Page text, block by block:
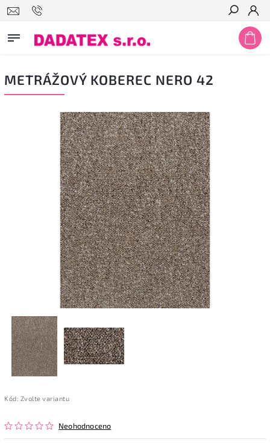
Hledat
METRÁŽOVÝ KOBEREC NERO 42
Kód: Zvolte variantu
Neohodnoceno